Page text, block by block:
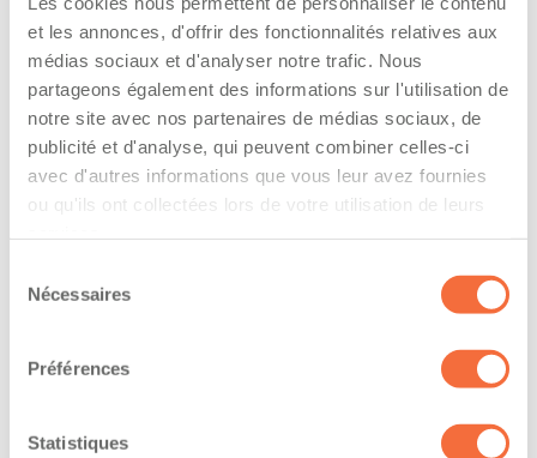
et les annonces, d'offrir des fonctionnalités relatives aux
médias sociaux et d'analyser notre trafic. Nous
partageons également des informations sur l'utilisation de
notre site avec nos partenaires de médias sociaux, de
publicité et d'analyse, qui peuvent combiner celles-ci
avec d'autres informations que vous leur avez fournies
ou qu'ils ont collectées lors de votre utilisation de leurs
Nécessaires
Préférences
Statistiques
Possède ses propres assurances
Veux adhérer aux assurances de la flotte de
l’entreprise
The driver hold a driving licence from:
quebec
province: